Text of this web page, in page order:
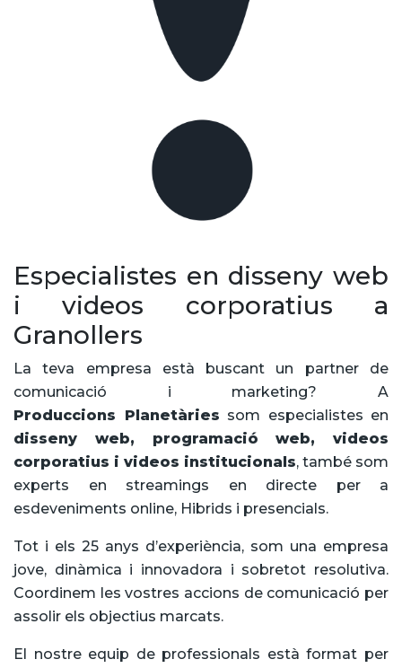
Especialistes en disseny web
i videos corporatius a
Granollers
La teva empresa està buscant un partner de
comunicació i marketing? A
Produccions Planetàries som especialistes en
disseny web, programació web, videos
corporatius i videos institucionals, també som
experts en streamings en directe per a
esdeveniments online, Hibrids i presencials.
Tot i els 25 anys d’experiència, som una empresa
jove, dinàmica i innovadora i sobretot resolutiva.
Coordinem les vostres accions de comunicació per
assolir els objectius marcats.
El nostre equip de professionals està format per